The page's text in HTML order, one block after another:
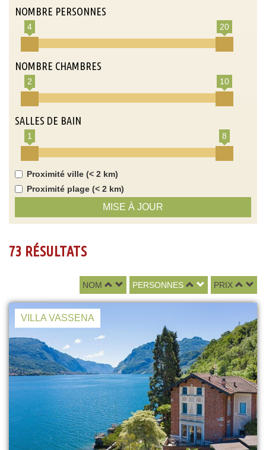
NOMBRE PERSONNES
4 20
NOMBRE CHAMBRES
2 10
SALLES DE BAIN
1 8
Proximité ville (< 2 km)
Proximité plage (< 2 km)
MISE À JOUR
73 RÉSULTATS
NOM PERSONNES PRIX
VILLA VASSENA